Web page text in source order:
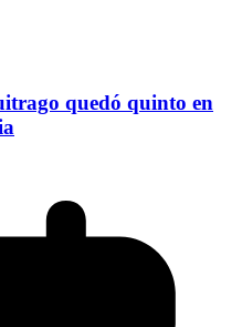
quedó quinto en